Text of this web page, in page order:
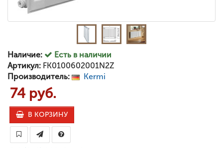
Наличие:
Есть в наличии
Артикул: FK0100602001N2Z
Производитель:
Kermi
74 руб.
В КОРЗИНУ